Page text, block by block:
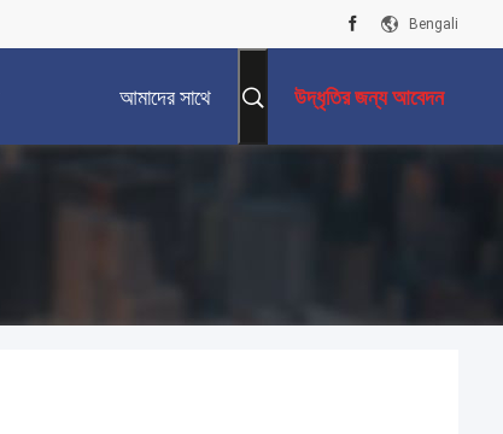
Bengali
আমাদের সাথে উদ্ধৃতির জন্য আবেদন